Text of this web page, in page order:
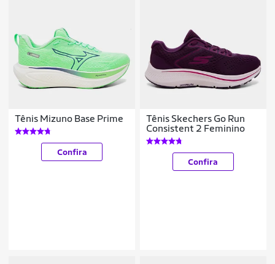
Tênis Mizuno Base Prime
Confira
Tênis Skechers Go Run
Consistent 2 Feminino
Confira